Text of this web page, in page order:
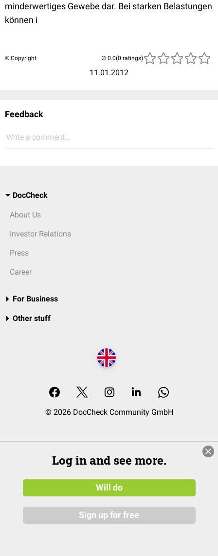
minderwertiges Gewebe dar. Bei starken Belastungen
können i
© Copyright
11.01.2012
(0 ratings)
Feedback
Write a comment...
DocCheck
About Us
Investor Relations
Press
Career
For Business
Other stuff
© 2026 DocCheck Community GmbH
Log in and see more.
Will do
Sign up for free